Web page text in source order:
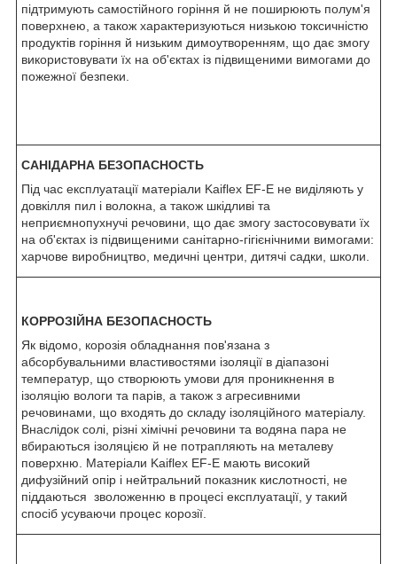
підтримують самостійного горіння й не поширюють полум'я
поверхнею, а також характеризуються низькою токсичністю
продуктів горіння й низьким димоутворенням, що дає змогу
використовувати їх на об'єктах із підвищеними вимогами до
пожежної безпеки.
САНІДАРНА БЕЗОПАСНОСТЬ
Під час експлуатації матеріали Kaiflex EF-E не виділяють у
довкілля пил і волокна, а також шкідливі та
неприємнопухнучі речовини, що дає змогу застосовувати їх
на об'єктах із підвищеними санітарно-гігієнічними вимогами:
харчове виробництво, медичні центри, дитячі садки, школи.
КОРРОЗІЙНА БЕЗОПАСНОСТЬ
Як відомо, корозія обладнання пов'язана з
абсорбувальними властивостями ізоляції в діапазоні
температур, що створюють умови для проникнення в
ізоляцію вологи та парів, а також з агресивними
речовинами, що входять до складу ізоляційного матеріалу.
Внаслідок солі, різні хімічні речовини та водяна пара не
вбираються ізоляцією й не потрапляють на металеву
поверхню. Матеріали Kaiflex EF-E мають високий
дифузійний опір і нейтральний показник кислотності, не
піддаються зволоженню в процесі експлуатації, у такий
спосіб усуваючи процес корозії.